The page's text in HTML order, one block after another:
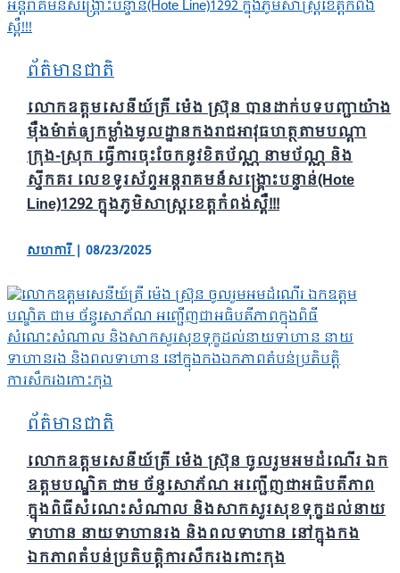
ព័ត៌មានជាតិ
លោកឧត្តមសេនីយ៍ត្រី ម៉េង ស្រ៊ុន បានដាក់បទបញ្ជាយ៉ាង
ម៉ឺងម៉ាត់ឲ្យកម្លាំងមូលដ្ឋានកងរាជអាវុធហត្ថតាមបណ្តា
ក្រុង-ស្រុក ធ្វើការចុះចែកនូវខិតប័ណ្ណ នាមប័ណ្ណ និង
ស្ទីកគរ លេខទូរស័ព្ទអន្តរាគមន៏សង្គ្រោះបន្ទាន់(Hote
Line)1292 ក្នុងភូមិសាស្ត្រខេត្តកំពង់ស្ពឺ!!!
សហការី| 08/23/2025
ព័ត៌មានជាតិ
លោកឧត្តមសេនីយ៍ត្រី ម៉េង ស្រ៊ុន ចូលរួមអមដំណើរ ឯក
ឧត្តមបណ្ឌិត ជាម ច័ន្ទសោភ័ណ អញ្ជើញជាអធិបតីភាព
ក្នុងពិធីសំណេះសំណាល និងសាកសួរសុខទុក្ខដល់នាយ
ទាហាន នាយទាហានរង និងពលទាហាន នៅក្នុងកង
ឯកភាពតំបន់ប្រតិបត្តិការសឹករងកោះកុង